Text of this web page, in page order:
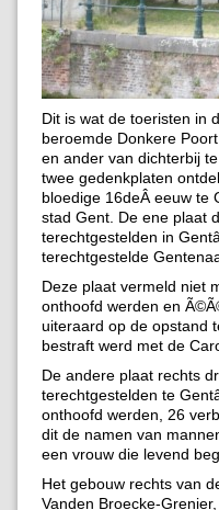
Dit is wat de toeristen in
beroemde Donkere
en ander van dichterbij
twee gedenkplaten
bloedige 16deÂ eeuw te
stad Gent. De ene plaat
terechtgestelden in
terechtgestelde
Deze plaat vermeld niet
onthoofd werden en
uiteraard op de opstand
bestraft werd met de
De andere plaat rechts
terechtgestelden te
onthoofd werden, 26
dit de namen van
een vrouw die levend
Het gebouw rechts van
Vanden Broecke-